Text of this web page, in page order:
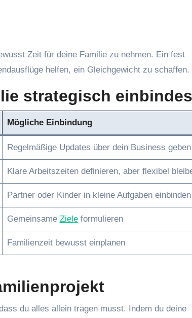
Zeit für deine Familie zu nehmen. Ein fest
helfen, ein Gleichgewicht zu schaffen.
strategisch
Mögliche Einbindung
Regelmäßige Updates über dein Business geben
Klare Arbeitszeiten definieren, aber flexibel
Partner oder Kinder in kleine Aufgaben einbinden
Gemeinsame Zieleformulieren
Familienzeit bewusst einplanen
du alles allein tragen musst. Indem du deine